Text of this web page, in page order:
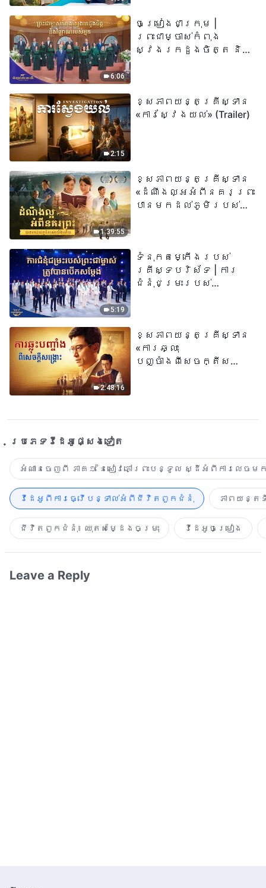
មានជីវិតអស់កល្ប
ជានិច្ច» មានន័យដូច
ម្តេចពិតប្រាកដ?
6:06
ចម្រៀងជាក្រុម |
ព្រះជាម្ចាស់កំពុង
ស្វែងរកដួងចិត្ត និង
2:15
ខ្សែភាពយន្តគ្រីស្ទាន
«ការស្វែងយល់» (Trailer)
1:39:55
ខ្សែភាពយន្តគ្រីស្ទាន
«ដំណឹងល្អអំពីនគរព្រះ
បានមកដល់​ភូមិរបស់
5:19
ទំនុកតម្កើង​របស់​
គ្រីស្ទបរិស័ទ | ការ
ជំនុំជម្រះរបស់
2:48:16
ខ្សែភាពយន្តគ្រីស្ទាន
«ការឆ្លុះ
បញ្ចាំងពីសេចក្តីសង្រ្គោះ»
ប្រភេទ​វីដេអូ​ផ្សេង​ទៀត​
អំណានចេញពី ភាគ១ នៃសៀវភៅព្រះបន្ទូល ស្ដីអំពីការលេច
វីដេអូពីការធ្វើបន្ទាល់អំពីជីវិតពួកជំនុំ ភាពយន្
ជីវិតពួកជំនុំ៖ ឈុតសម្ដែងចម្រុះ វីដេអូចម្រៀង​
Leave a Reply